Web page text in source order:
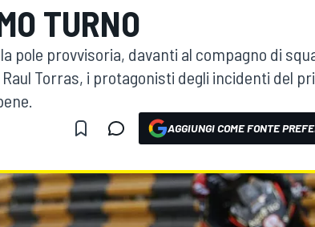
TURNO
pole provvisoria, davanti al compagno di
Torras, i protagonisti degli incidenti del
AGGIUNGI COME FONTE